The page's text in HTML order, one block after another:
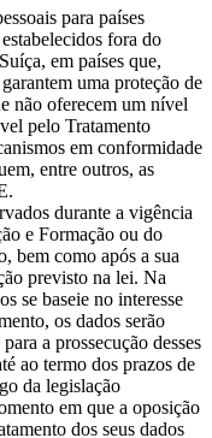
para países
fora do
em países que,
uma proteção de
não oferecem um nível
pelo Tratamento
em conformidade
entre outros, as
durante a vigência
e Formação ou do
bem como após a sua
previsto na lei. Na
se baseie no interesse
os dados serão
a prossecução desses
ao termo dos prazos de
da legislação
em que a oposição
dos seus dados